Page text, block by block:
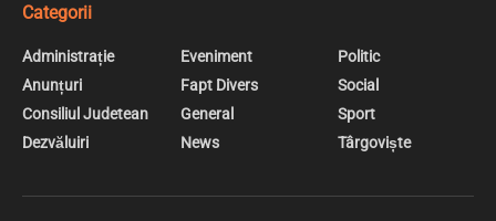
Categorii
Administrație
Anunțuri
Consiliul Judetean
Dezvăluiri
Eveniment
Fapt Divers
General
News
Politic
Social
Sport
Târgoviște